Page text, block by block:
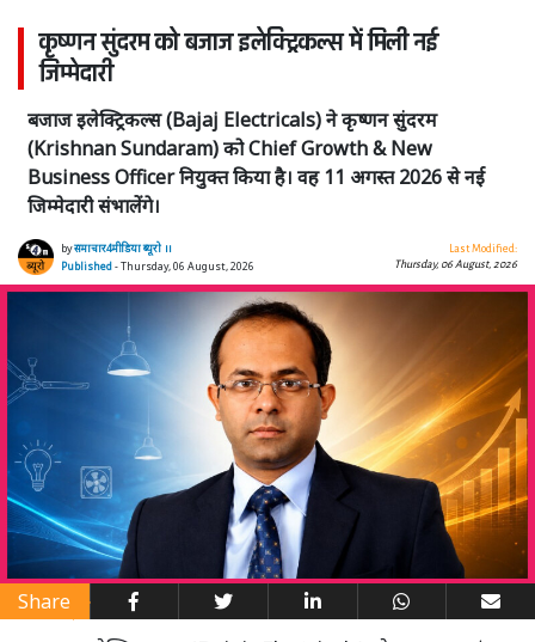
कृष्णन सुंदरम को बजाज इलेक्ट्रिकल्स में मिली नई
जिम्मेदारी
बजाज इलेक्ट्रिकल्स (Bajaj Electricals) ने कृष्णन सुंदरम
(Krishnan Sundaram) को Chief Growth & New
Business Officer नियुक्त किया है। वह 11 अगस्त 2026 से नई
जिम्मेदारी संभालेंगे।
byसमाचार4मीडिया ब्यूरो ।।
Published- Thursday, 06 August, 2026
Last Modified:
Thursday, 06 August, 2026
Share